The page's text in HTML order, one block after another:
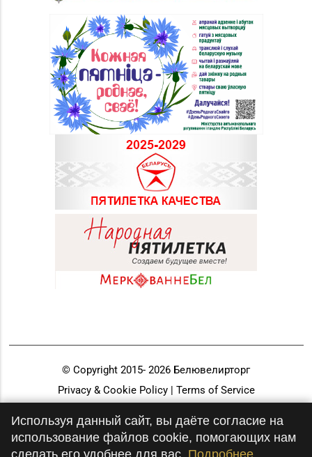
© Copyright 2015- 2026 Белювелирторг
Privacy & Cookie Policy | Terms of Service
Используя данный сайт, вы даёте согласие на
использование файлов cookie, помогающих нам
сделать его удобнее для вас. Подробнее